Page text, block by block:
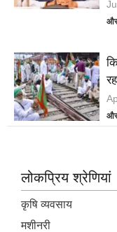
लोकप्रिय श्रेणियां
कृषि व्यवसाय
मशीनरी